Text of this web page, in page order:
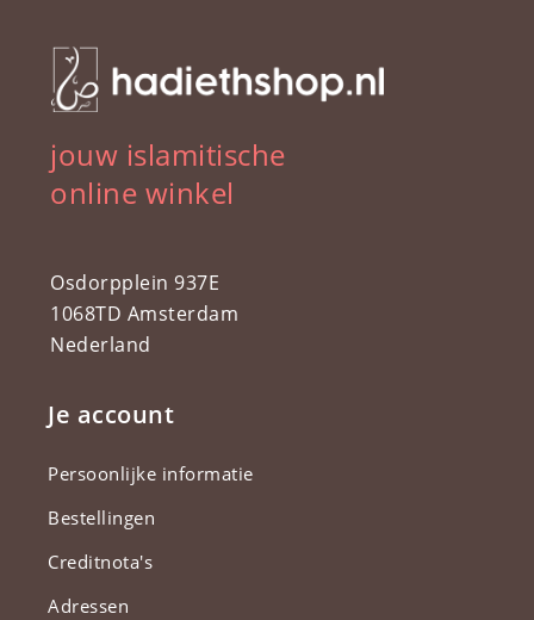
jouw islamitische
online winkel
Osdorpplein 937E
1068TD Amsterdam
Nederland
Je account
Persoonlijke informatie
Bestellingen
Creditnota's
Adressen